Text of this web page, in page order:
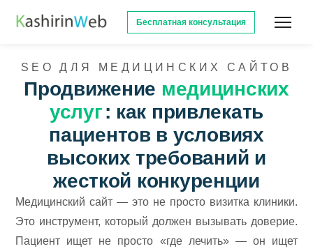
Бесплатная консультация
SEO ДЛЯ МЕДИЦИНСКИХ САЙТОВ
Продвижение медицинских
услуг: как привлекать
пациентов в условиях
высоких требований и
жесткой конкуренции
Медицинский сайт — это не просто визитка клиники.
Это инструмент, который должен вызывать доверие.
Пациент ищет не просто «где лечить» — он ищет